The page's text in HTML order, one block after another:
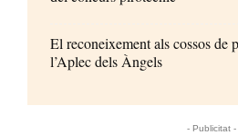
El reconeixement als cossos de
l’Aplec dels Àngels
- Publicitat -